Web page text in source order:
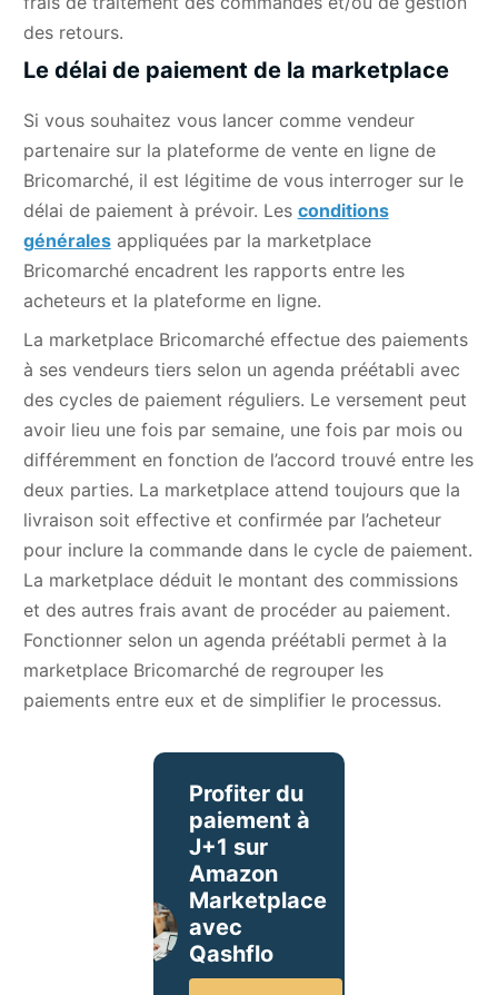
des retours.
Le délai de paiement de la marketplace
Si vous souhaitez vous lancer comme vendeur
partenaire sur la plateforme de vente en ligne de
Bricomarché, il est légitime de vous interroger sur le
délai de paiement à prévoir. Les conditions
généralesappliquées par la marketplace
Bricomarché encadrent les rapports entre les
acheteurs et la plateforme en ligne.
La marketplace Bricomarché effectue des paiements
à ses vendeurs tiers selon un agenda préétabli avec
des cycles de paiement réguliers. Le versement peut
avoir lieu une fois par semaine, une fois par mois ou
différemment en fonction de l’accord trouvé entre les
deux parties. La marketplace attend toujours que la
livraison soit effective et confirmée par l’acheteur
pour inclure la commande dans le cycle de paiement.
La marketplace déduit le montant des commissions
et des autres frais avant de procéder au paiement.
Fonctionner selon un agenda préétabli permet à la
marketplace Bricomarché de regrouper les
paiements entre eux et de simplifier le processus.
Profiter du
paiement à
J+1 sur
Amazon
Marketplace
avec
Qashflo